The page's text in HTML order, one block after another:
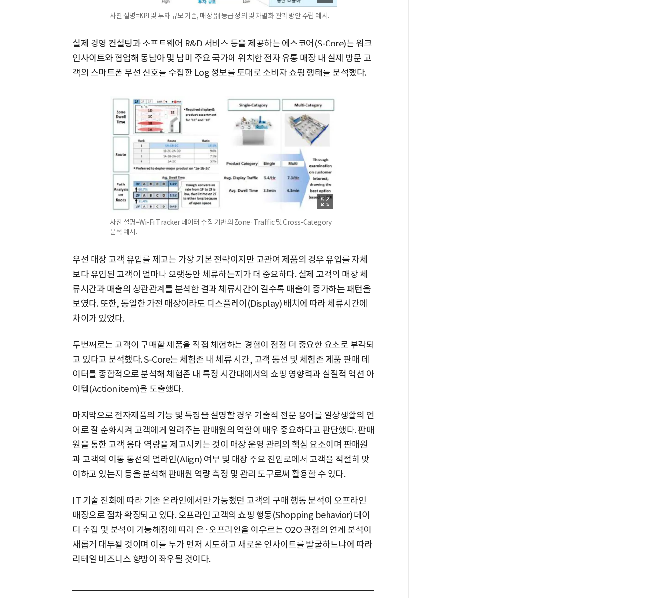
사진 설명=KPI 및 투자 규모 기준, 매장 別 등급 정의 및 차별화 관리 방안 수립 예시.
실제 경영 컨설팅과 소프트웨어 R&D 서비스 등을 제공하는 에스코어(S-Core)는 워크
인사이트와 협업해 동남아 및 남미 주요 국가에 위치한 전자 유통 매장 내 실제 방문 고
객의 스마트폰 무선 신호를 수집한 Log 정보를 토대로 소비자 쇼핑 행태를 분석했다.
사진 설명=Wi-Fi Tracker 데이터 수집 기반의 Zone·Traffic 및 Cross-Category
분석 예시.
우선 매장 고객 유입률 제고는 가장 기본 전략이지만 고관여 제품의 경우 유입률 자체
보다 유입된 고객이 얼마나 오랫동안 체류하는지가 더 중요하다. 실제 고객의 매장 체
류시간과 매출의 상관관계를 분석한 결과 체류시간이 길수록 매출이 증가하는 패턴을
보였다. 또한, 동일한 가전 매장이라도 디스플레이(Display) 배치에 따라 체류시간에
차이가 있었다.
두번째로는 고객이 구매할 제품을 직접 체험하는 경험이 점점 더 중요한 요소로 부각되
고 있다고 분석했다. S-Core는 체험존 내 체류 시간, 고객 동선 및 체험존 제품 판매 데
이터를 종합적으로 분석해 체험존 내 특정 시간대에서의 쇼핑 영향력과 실질적 액션 아
이템(Action item)을 도출했다.
마지막으로 전자제품의 기능 및 특징을 설명할 경우 기술적 전문 용어를 일상생활의 언
어로 잘 순화시켜 고객에게 알려주는 판매원의 역할이 매우 중요하다고 판단했다. 판매
원을 통한 고객 응대 역량을 제고시키는 것이 매장 운영 관리의 핵심 요소이며 판매원
과 고객의 이동 동선의 얼라인(Align) 여부 및 매장 주요 진입로에서 고객을 적절히 맞
이하고 있는지 등을 분석해 판매원 역량 측정 및 관리 도구로써 활용할 수 있다.
IT 기술 진화에 따라 기존 온라인에서만 가능했던 고객의 구매 행동 분석이 오프라인
매장으로 점차 확장되고 있다. 오프라인 고객의 쇼핑 행동(Shopping behavior) 데이
터 수집 및 분석이 가능해짐에 따라 온·오프라인을 아우르는 O2O 관점의 연계 분석이
새롭게 대두될 것이며 이를 누가 먼저 시도하고 새로운 인사이트를 발굴하느냐에 따라
리테일 비즈니스 향방이 좌우될 것이다.